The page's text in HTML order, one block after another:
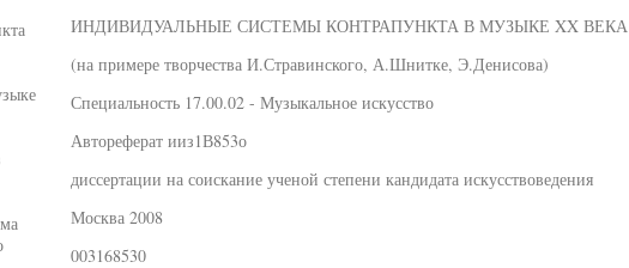
ИНДИВИДУАЛЬНЫЕ СИСТЕМЫ КОНТРАПУНКТА В МУЗЫКЕ XX ВЕКА
(на примере творчества И.Стравинского, А.Шнитке, Э.Денисова)
Специальность 17.00.02 - Музыкальное искусство
Автореферат ииз1В853о
диссертации на соискание ученой степени кандидата искусствоведения
Москва 2008
003168530